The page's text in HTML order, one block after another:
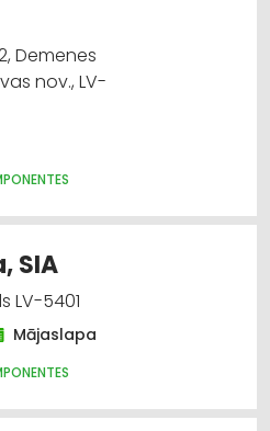
ierīces
un piederumu
darbi
un pakalpojumi
Demenes
nov., LV-
SIA
LV-5401
Mājaslapa